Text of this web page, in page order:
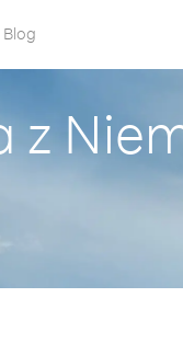
Blog
z